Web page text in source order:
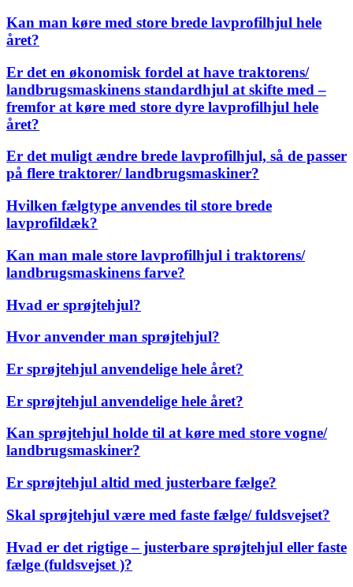
Kan man køre med store brede lavprofilhjul hele
året?
Er det en økonomisk fordel at have traktorens/
landbrugsmaskinens standardhjul at skifte med –
fremfor at køre med store dyre lavprofilhjul hele
året?
Er det muligt ændre brede lavprofilhjul, så de passer
på flere traktorer/ landbrugsmaskiner?
Hvilken fælgtype anvendes til store brede
lavprofildæk?
Kan man male store lavprofilhjul i traktorens/
landbrugsmaskinens farve?
Hvad er sprøjtehjul?
Hvor anvender man sprøjtehjul?
Er sprøjtehjul anvendelige hele året?
Er sprøjtehjul anvendelige hele året?
Kan sprøjtehjul holde til at køre med store vogne/
landbrugsmaskiner?
Er sprøjtehjul altid med justerbare fælge?
Skal sprøjtehjul være med faste fælge/ fuldsvejset?
Hvad er det rigtige – justerbare sprøjtehjul eller faste
fælge (fuldsvejset )?